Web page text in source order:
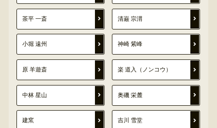
茶平 一斎 清巌 宗渭
小堀 遠州 神崎 紫峰
原 羊遊斎 楽 道入（ノンコウ）
中林 星山 奥磯 栄麓
建窯 吉川 雪堂